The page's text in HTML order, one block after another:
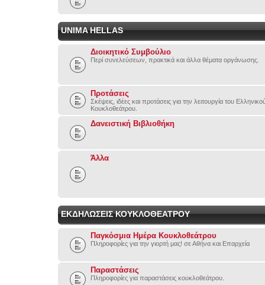
UNIMA HELLAS
Διοικητικό Συμβούλιο
Περί συνελεύσεων, πρακτικά και άλλα θέματα οργάνωσης.
Προτάσεις
Σκέψεις, ιδέες και προτάσεις για την λειτουργία του
Κουκλοθεάτρου.
Δανειστική Βιβλιοθήκη
Άλλα
ΕΚΔΗΛΩΣΕΙΣ ΚΟΥΚΛΟΘΕΑΤΡΟΥ
Παγκόσμια Ημέρα Κουκλοθεάτρου
Πληροφορίες για την γιορτή μας! σε Αθήνα και Επαρχεία
Παραστάσεις
Πληροφορίες για παραστάσεις κουκλοθεάτρου.